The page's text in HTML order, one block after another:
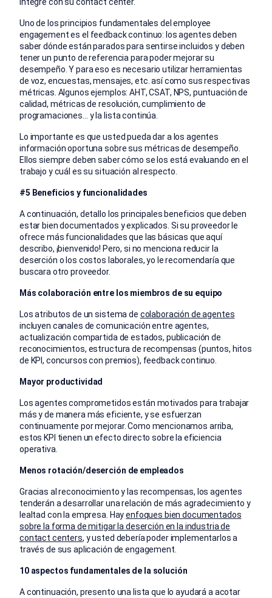
integre con su contact center.
Uno de los principios fundamentales del employee
engagement es el feedback continuo: los agentes deben
saber dónde están parados para sentirse incluidos y deben
tener un punto de referencia para poder mejorar su
desempeño. Y para eso es necesario utilizar herramientas
de voz, encuestas, mensajes, etc. así como sus respectivas
métricas. Algunos ejemplos: AHT, CSAT, NPS, puntuación de
calidad, métricas de resolución, cumplimiento de
programaciones… y la lista continúa.
Lo importante es que usted pueda dar a los agentes
información oportuna sobre sus métricas de desempeño.
Ellos siempre deben saber cómo se los está evaluando en el
trabajo y cuál es su situación al respecto.
#5 Beneficios y funcionalidades
A continuación, detallo los principales beneficios que deben
estar bien documentados y explicados. Si su proveedor le
ofrece más funcionalidades que las básicas que aquí
describo, ¡bienvenido! Pero, si no menciona reducir la
deserción o los costos laborales, yo le recomendaría que
buscara otro proveedor.
Más colaboración entre los miembros de su equipo
Los atributos de un sistema de colaboración de agentes
incluyen canales de comunicación entre agentes,
actualización compartida de estados, publicación de
reconocimientos, estructura de recompensas (puntos, hitos
de KPI, concursos con premios), feedback continuo.
Mayor productividad
Los agentes comprometidos están motivados para trabajar
más y de manera más eficiente, y se esfuerzan
continuamente por mejorar. Como mencionamos arriba,
estos KPI tienen un efecto directo sobre la eficiencia
operativa.
Menos rotación/deserción de empleados
Gracias al reconocimiento y las recompensas, los agentes
tenderán a desarrollar una relación de más agradecimiento y
lealtad con la empresa. Hayenfoques bien documentados
sobre la forma de mitigar la deserción en la industria de
contact centers, y usted debería poder implementarlos a
través de sus aplicación de engagement.
10 aspectos fundamentales de la solución
A continuación, presento una lista que lo ayudará a acotar